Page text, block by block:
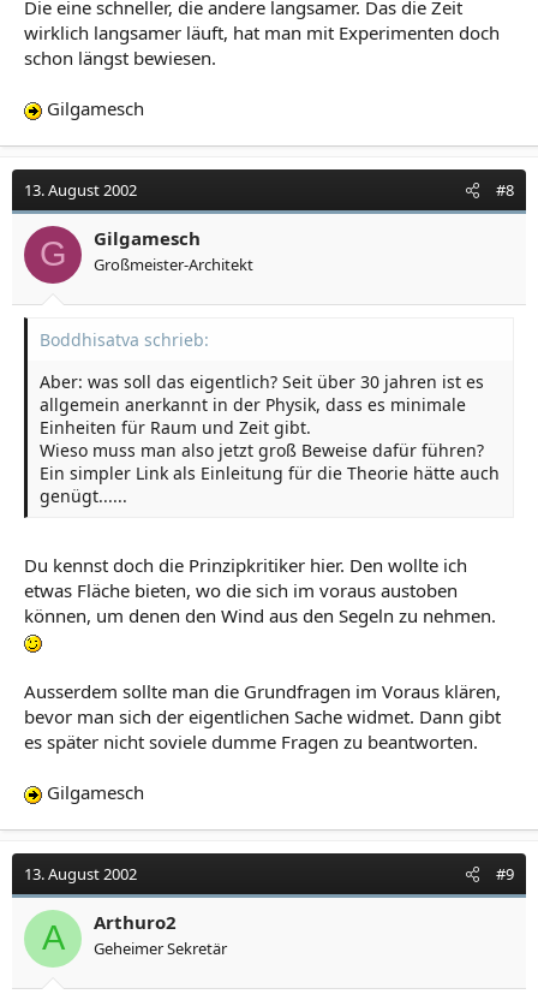
Die eine schneller, die andere langsamer. Das die Zeit
wirklich langsamer läuft, hat man mit Experimenten doch
schon längst bewiesen.
Gilgamesch
13. August 2002 #8
G Gilgamesch
Großmeister-Architekt
Boddhisatva schrieb:
Aber: was soll das eigentlich? Seit über 30 jahren ist es
allgemein anerkannt in der Physik, dass es minimale
Einheiten für Raum und Zeit gibt.
Wieso muss man also jetzt groß Beweise dafür führen?
Ein simpler Link als Einleitung für die Theorie hätte auch
genügt......
Du kennst doch die Prinzipkritiker hier. Den wollte ich
etwas Fläche bieten, wo die sich im voraus austoben
können, um denen den Wind aus den Segeln zu nehmen.
Ausserdem sollte man die Grundfragen im Voraus klären,
bevor man sich der eigentlichen Sache widmet. Dann gibt
es später nicht soviele dumme Fragen zu beantworten.
Gilgamesch
13. August 2002 #9
A Arthuro2
Geheimer Sekretär